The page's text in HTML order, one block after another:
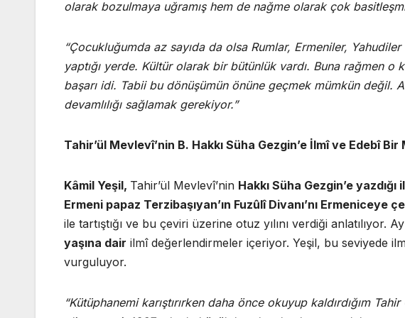
olarak bozulmaya uğramış hem de nağme olarak çok
“Çocukluğumda az sayıda da olsa Rumlar, Ermeniler, Yahudiler
yaptığı yerde. Kültür olarak bir bütünlük vardı. Buna rağmen o
başarı idi. Tabii bu dönüşümün önüne geçmek mümkün değil.
devamlılığı sağlamak gerekiyor.”
Tahir’ül Mevlevî’nin B. Hakkı Süha Gezgin’e İlmî ve Edebî
Kâmil Yeşil, Tahir’ül Mevlevî’nin Hakkı Süha Gezgin’e
Ermeni papaz Terzibaşıyan’ın Fuzûlî Divanı’nı Ermeniceye
ile tartıştığı ve bu çeviri üzerine otuz yılını verdiği anlatılıyor.
yaşına dair ilmî değerlendirmeler içeriyor. Yeşil, bu seviyede
vurguluyor.
“Kütüphanemi karıştırırken daha önce okuyup kaldırdığım